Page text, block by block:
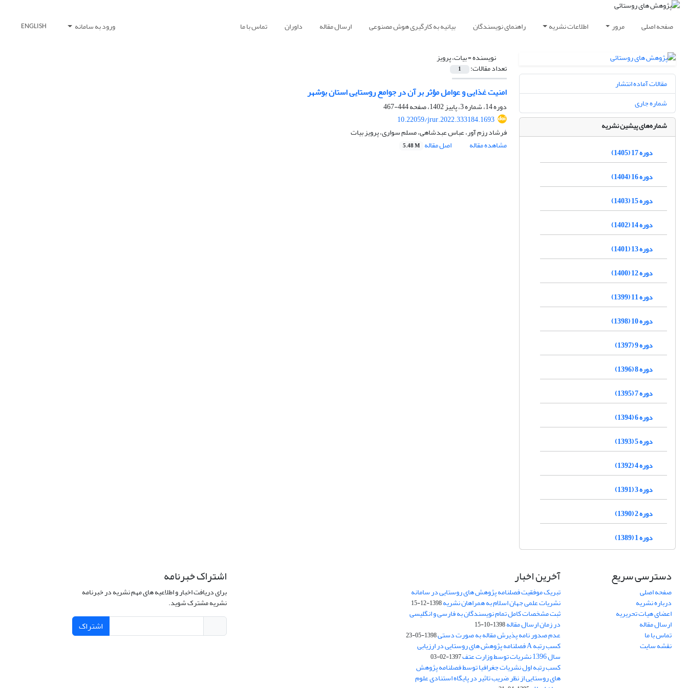
صفحه اصلی مرور اطلاعات نشریه راهنمای نویسندگان بیانیه به کارگیری هوش مصنوعی ارسال مقاله داوران تماس با ما ورود به سامانه ENGLISH
نویسنده =بیات، پرویز
تعداد مقالات: 1
امنیت غذایی و عوامل مؤثر بر آن در جوامع روستایی استان بوشهر
دوره 14، شماره 3، پاییز 1402، صفحه
444-467
10.22059/jrur.2022.333184.1693
فرشاد رزم آور، عباس عبدشاهی، مسلم سواری، پرویز بیات
مشاهده مقاله
اصل مقاله 5.48 M
مقالات آماده انتشار
شماره جاری
شماره‌های پیشین نشریه
دوره 17 (1405)
دوره 16 (1404)
دوره 15 (1403)
دوره 14 (1402)
دوره 13 (1401)
دوره 12 (1400)
دوره 11 (1399)
دوره 10 (1398)
دوره 9 (1397)
دوره 8 (1396)
دوره 7 (1395)
دوره 6 (1394)
دوره 5 (1393)
دوره 4 (1392)
دوره 3 (1391)
دوره 2 (1390)
دوره 1 (1389)
دسترسی سریع
صفحه اصلی
درباره نشریه
اعضای هیات تحریریه
ارسال مقاله
تماس با ما
نقشه سایت
آخرین اخبار
تبریک موفقیت فصلنامه پژوهش های روستایی در سامانه
نشریات علمی جهان اسلام به همراهان نشریه1398-12-15
ثبت مشخصات کامل تمام نویسندگان به فارسی و انگلیسی
در زمان ارسال مقاله1398-10-15
عدم صدور نامه پذیرش مقاله به صورت دستی1398-05-23
کسب رتبه A فصلنامه پژوهش های روستایی در ارزیابی
سال 1396 نشریات توسط وزارت عتف 1397-02-03
کسب رتبه اول نشریات جغرافیا توسط فصلنامه پژوهش
های روستایی از نظر ضریب تاثیر در پایگاه استنادی علوم
اشتراک خبرنامه
برای دریافت اخبار و اطلاعیه های مهم نشریه در خبرنامه
نشریه مشترک شوید.
اشتراک